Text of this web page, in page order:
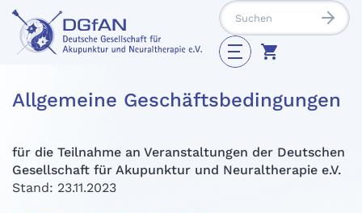
Allgemeine Geschäftsbedingungen
für die Teilnahme an Veranstaltungen der Deutschen
Gesellschaft für Akupunktur und Neuraltherapie e.V.
Stand: 23.11.2023